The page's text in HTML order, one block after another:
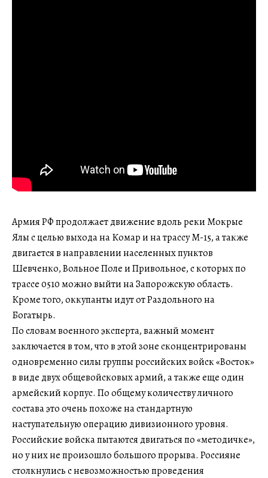
Армия РФ продолжает движение вдоль реки Мокрые
Ялы с целью выхода на Комар и на трассу М-15, а также
двигается в направлении населенных пунктов
Шевченко, Вольное Поле и Привольное, с которых по
трассе 0510 можно выйти на Запорожскую область.
Кроме того, оккупанты идут от Раздольного на
Богатырь.
По словам военного эксперта, важный момент
заключается в том, что в этой зоне сконцентрированы
одновременно силы группы российских войск «Восток»
в виде двух общевойсковых армий, а также еще один
армейский корпус. По общему количеству личного
состава это очень похоже на стандартную
наступательную операцию дивизионного уровня.
Российские войска пытаются двигаться по «методичке»,
но у них не произошло большого прорыва. Россияне
столкнулись с невозможностью проведения